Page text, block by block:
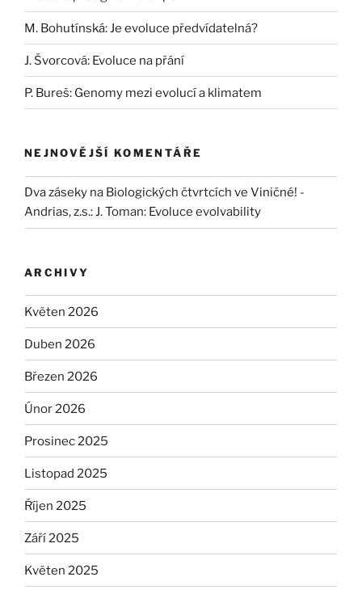
M. Bohutínská: Je evoluce předvídatelná?
J. Švorcová: Evoluce na přání
P. Bureš: Genomy mezi evolucí a klimatem
NEJNOVĚJŠÍ KOMENTÁŘE
Dva záseky na Biologických čtvrtcích ve Viničné! -
Andrias, z.s.:J. Toman: Evoluce evolvability
ARCHIVY
Květen 2026
Duben 2026
Březen 2026
Únor 2026
Prosinec 2025
Listopad 2025
Říjen 2025
Září 2025
Květen 2025